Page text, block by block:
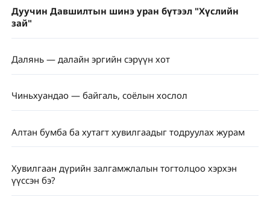
Дуучин Давшилтын шинэ уран бүтээл "Хүслийн
зай"
Далянь — далайн эргийн сэрүүн хот
Чиньхуандао — байгаль, соёлын хослол
Алтан бумба ба хутагт хувилгаадыг тодруулах журам
Хувилгаан дүрийн залгамжлалын тогтолцоо хэрхэн
үүссэн бэ?